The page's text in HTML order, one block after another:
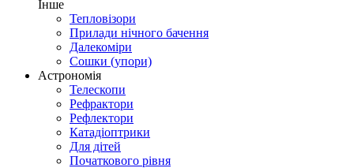
Інше
Тепловізори
Прилади нічного бачення
Далекоміри
Сошки (упори)
Астрономія
Телескопи
Рефрактори
Рефлектори
Катадіоптрики
Для дітей
Початкового рівня